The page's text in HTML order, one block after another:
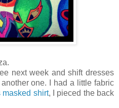
next week and shift dresses
one. I had a little fabric
masked shirt, I pieced the back